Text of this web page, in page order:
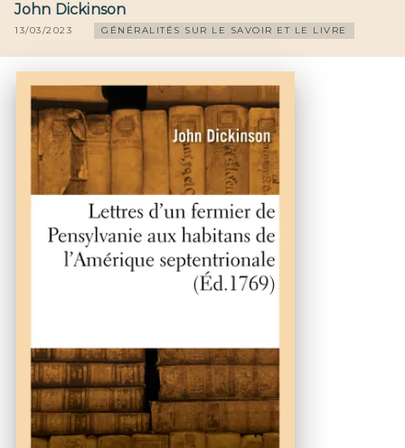
John Dickinson
13/03/2023 GÉNÉRALITÉS SUR LE SAVOIR ET LE LIVRE